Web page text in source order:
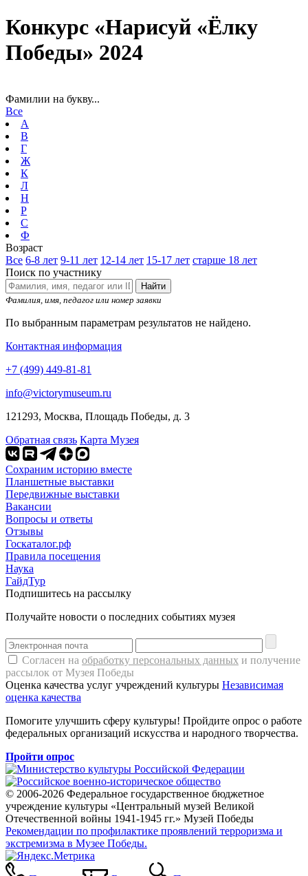
Конкурс «Нарисуй «Ёлку
Победы» 2024
Фамилии на букву...
Все
А
В
Г
Ж
К
Л
Н
Р
С
Ф
Возраст
Все 6-8 лет 9-11 лет 12-14 лет 15-17 лет старше 18 лет
Поиск по участнику
Найти
Фамилия, имя, педагог или номер заявки
По выбранным параметрам результатов не найдено.
Контактная информация
+7 (499) 449-81-81
info@victorymuseum.ru
121293, Москва, Площадь Победы, д. 3
Обратная связь Карта Музея
Сохраним историю вместе
Планшетные выставки
Передвижные выставки
Вакансии
Вопросы и ответы
Отзывы
Госкаталог.рф
Правила посещения
Наука
ГайдТур
Подпишитесь на рассылку
Получайте новости о последних событиях музея
Согласен на обработку персональных данных и получение
рассылок от Музея Победы
Оценка качества услуг учреждений культуры Независимая
оценка качества
Помогите улучшить сферу культуры! Пройдите опрос о работе
федеральных организаций искусства и народного творчества.
Пройти опрос
© 2006-2026 Федеральное государственное бюджетное
учреждение культуры «Центральный музей Великой
Отечественной войны 1941-1945 гг.» Музей Победы
Рекомендации по профилактике проявлений терроризма и
экстремизма в Музее Победы.